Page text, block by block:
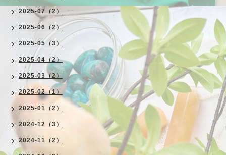
2025-07（2）
2025-06（2）
2025-05（3）
2025-04（2）
2025-03（2）
2025-02（1）
2025-01（2）
2024-12（3）
2024-11（2）